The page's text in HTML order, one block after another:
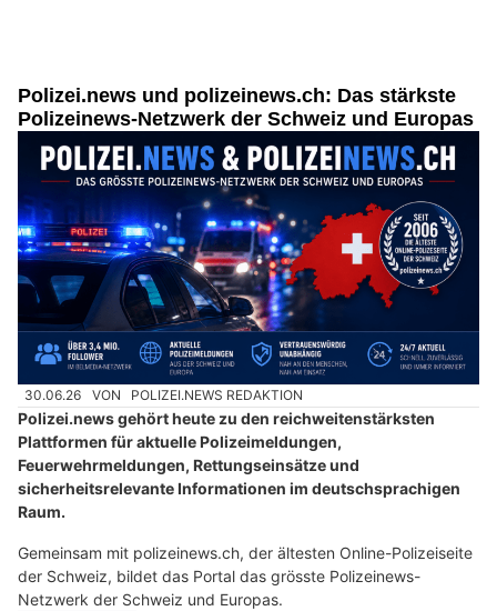
Polizei.news und polizeinews.ch: Das stärkste
Polizeinews-Netzwerk der Schweiz und Europas
30.06.26 VON POLIZEI.NEWS REDAKTION
Polizei.news gehört heute zu den reichweitenstärksten
Plattformen für aktuelle Polizeimeldungen,
Feuerwehrmeldungen, Rettungseinsätze und
sicherheitsrelevante Informationen im deutschsprachigen
Raum.
Gemeinsam mit polizeinews.ch, der ältesten Online-Polizeiseite
der Schweiz, bildet das Portal das grösste Polizeinews-
Netzwerk der Schweiz und Europas.